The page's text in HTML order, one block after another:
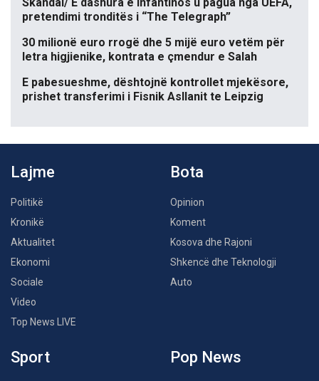
pretendimi tronditës i “The Telegraph”
30 milionë euro rrogë dhe 5 mijë euro vetëm për
letra higjienike, kontrata e çmendur e Salah
E pabesueshme, dështojnë kontrollet mjekësore,
prishet transferimi i Fisnik Asllanit te Leipzig
Lajme
Politikë
Kronikë
Aktualitet
Ekonomi
Sociale
Video
Top News LIVE
Bota
Opinion
Koment
Kosova dhe Rajoni
Shkencë dhe Teknologji
Auto
Sport Pop News